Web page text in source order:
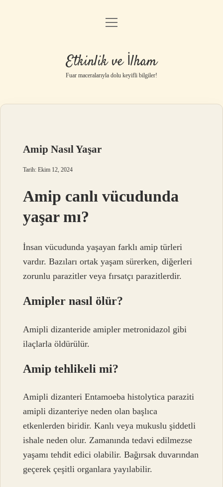
Anasayfa
Gizlilik Politikası
Yasal Uyarı
menüyü
Etkinlik ve İlham
Fuar maceralarıyla dolu keyifli bilgiler!
Amip Nasıl Yaşar
Tarih: Ekim 12, 2024
Amip canlı vücudunda
yaşar mı?
İnsan vücudunda yaşayan farklı amip türleri
vardır. Bazıları ortak yaşam sürerken, diğerleri
zorunlu parazitler veya fırsatçı parazitlerdir.
Amipler nasıl ölür?
Amipli dizanteride amipler metronidazol gibi
ilaçlarla öldürülür.
Amip tehlikeli mi?
Amipli dizanteri Entamoeba histolytica paraziti
amipli dizanteriye neden olan başlıca
etkenlerden biridir. Kanlı veya mukuslu şiddetli
ishale neden olur. Zamanında tedavi edilmezse
yaşamı tehdit edici olabilir. Bağırsak duvarından
geçerek çeşitli organlara yayılabilir.